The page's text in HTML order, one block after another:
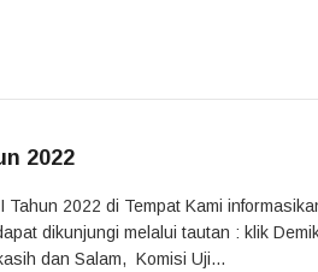
2022
2022 di Tempat Kami
dikunjungi melalui tautan : klik
dan Salam, Komisi Uji...